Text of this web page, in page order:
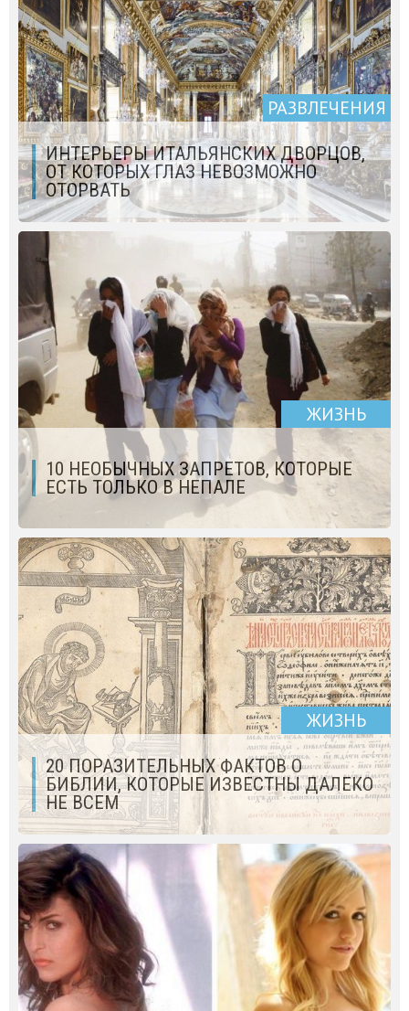
РАЗВЛЕЧЕНИЯ
ИНТЕРЬЕРЫ ИТАЛЬЯНСКИХ ДВОРЦОВ,
ОТ КОТОРЫХ ГЛАЗ НЕВОЗМОЖНО
ОТОРВАТЬ
ЖИЗНЬ
10 НЕОБЫЧНЫХ ЗАПРЕТОВ, КОТОРЫЕ
ЕСТЬ ТОЛЬКО В НЕПАЛЕ
ЖИЗНЬ
20 ПОРАЗИТЕЛЬНЫХ ФАКТОВ О
БИБЛИИ, КОТОРЫЕ ИЗВЕСТНЫ ДАЛЕКО
НЕ ВСЕМ